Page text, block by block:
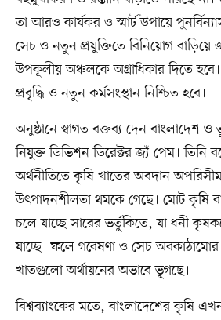
তা আরও কার্যকর ও স্মার্ট উপায়ে
সেচ ও নতুন প্রযুক্তিতে বিনিয়োগ
উপকূলীয় অঞ্চলকে অগ্রাধিকার দিতে
প্রবৃদ্ধি ও নতুন কর্মসংস্থান নিশ্চিত হবে।
অনুষ্ঠানে স্বাগত বক্তব্য দেন বাংলাদেশ ও
নিযুক্ত ডিভিশন ডিরেক্টর জ্যঁ পেম। তিনি
অর্থনীতিতে কৃষি খাতের অবদান
উৎপাদনশীলতা থমকে গেছে। মোট কৃষি
চলে যাচ্ছে সারের ভর্তুকিতে, যা ধনী
যাচ্ছে। ফলে গবেষণা ও সেচ
খাতগুলো অর্থায়নের অভাবে ভুগছে।
বিশ্বব্যাংকের মতে, বাংলাদেশের কৃষি